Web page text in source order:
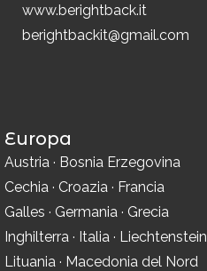
www.berightback.it
berightbackit@gmail.com
Europa
Austria · Bosnia Erzegovina
Cechia · Croazia · Francia
Galles · Germania · Grecia
Inghilterra · Italia · Liechtenstein
Lituania · Macedonia del Nord